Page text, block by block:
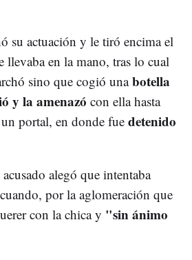
su actuación y le tiró encima el
en la mano, tras lo cual
sino que cogió unabotella
y la amenazó con ella hasta
portal, en donde fue detenido
alegó que intentaba
por la aglomeración que
con la chica y "sin ánimo